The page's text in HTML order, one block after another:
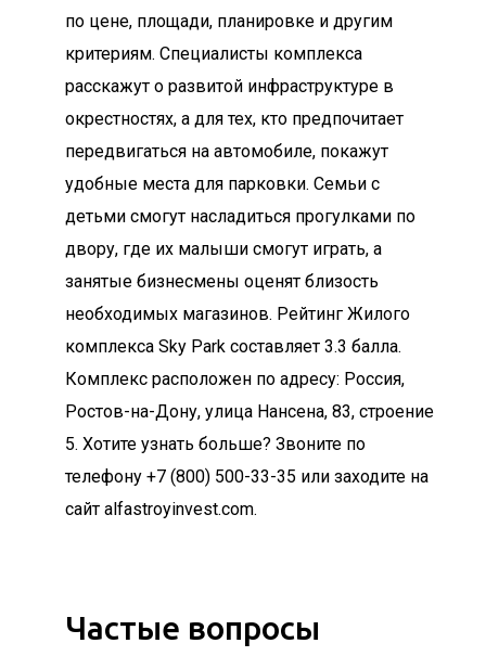
по цене, площади, планировке и другим
критериям. Специалисты комплекса
расскажут о развитой инфраструктуре в
окрестностях, а для тех, кто предпочитает
передвигаться на автомобиле, покажут
удобные места для парковки. Семьи с
детьми смогут насладиться прогулками по
двору, где их малыши смогут играть, а
занятые бизнесмены оценят близость
необходимых магазинов. Рейтинг Жилого
комплекса Sky Park составляет 3.3 балла.
Комплекс расположен по адресу: Россия,
Ростов-на-Дону, улица Нансена, 83, строение
5. Хотите узнать больше? Звоните по
телефону +7 (800) 500-33-35 или заходите на
сайт alfastroyinvest.com.
Частые вопросы